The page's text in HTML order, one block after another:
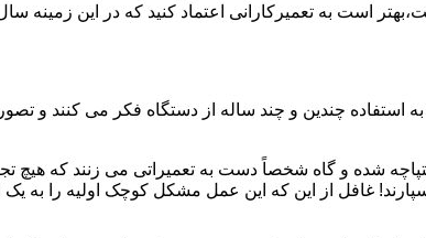
است به تعمیرکارانی اعتماد کنید که در این زمینه
چندین و چند ساله از دستگاه فکر می کنند و
شده و گاه شخصاً دست به تعمیراتی می زنند که هیچ
سپارند! غافل از این که این عمل مشکل کوچک اولیه را